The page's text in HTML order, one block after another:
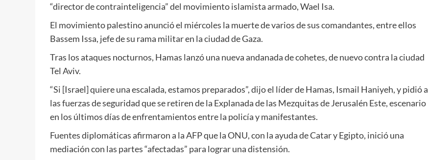
“director de contrainteligencia” del movimiento islamista armado, Wael Isa.
El movimiento palestino anunció el miércoles la muerte de varios de sus comandantes, entre ellos
Bassem Issa, jefe de su rama militar en la ciudad de Gaza.
Tras los ataques nocturnos, Hamas lanzó una nueva andanada de cohetes, de nuevo contra la ciudad
Tel Aviv.
“Si [Israel] quiere una escalada, estamos preparados”, dijo el líder de Hamas, Ismail Haniyeh, y pidió a
las fuerzas de seguridad que se retiren de la Explanada de las Mezquitas de Jerusalén Este, escenario
en los últimos días de enfrentamientos entre la policía y manifestantes.
Fuentes diplomáticas afirmaron a la AFP que la ONU, con la ayuda de Catar y Egipto, inició una
mediación con las partes “afectadas” para lograr una distensión.